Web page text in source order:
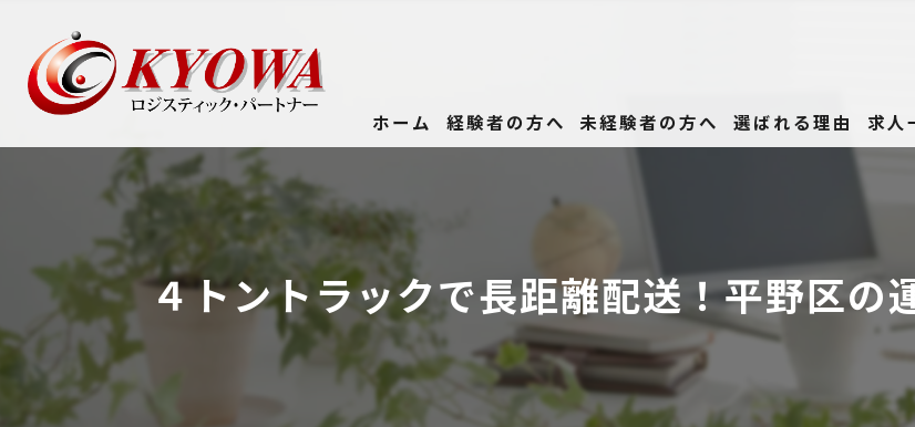
ホーム 経験者の方へ 未経験者の方へ 選ばれる理由 求人
４トントラックで長距離配送！平野区の